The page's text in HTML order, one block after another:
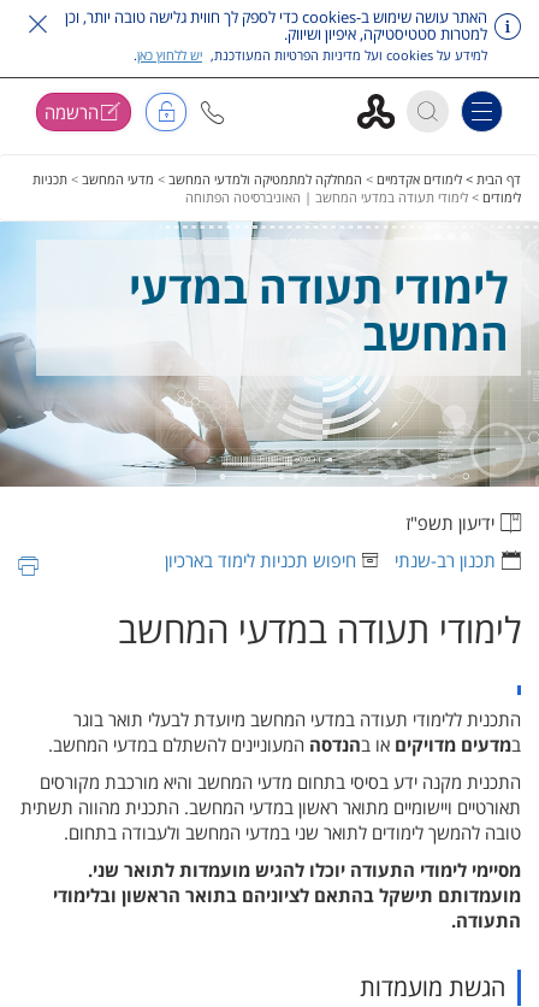
האתר עושה שימוש ב-cookies כדי לספק לך חווית גלישה טובה יותר, וכן
למטרות סטטיסטיקה, איפיון ושיווק.
למידע על cookies ועל מדיניות הפרטיות המעודכנת, יש ללחוץ כאן.
Toggle navigation הרשמה
דף הבית > לימודים אקדמיים > המחלקה למתמטיקה ולמדעי המחשב > מדעי המחשב > תכניות
לימודים > לימודי תעודה במדעי המחשב | האוניברסיטה הפתוחה
לימודי תעודה במדעי
המחשב
ידיעון תשפ"ז
תכנון רב-שנתי
חיפוש תכניות לימוד בארכיון
לימודי תעודה במדעי המחשב
התכנית ללימודי תעודה במדעי המחשב מיועדת לבעלי תואר בוגר
במדעים מדויקים או בהנדסה המעוניינים להשתלם במדעי המחשב.
התכנית מקנה ידע בסיסי בתחום מדעי המחשב והיא מורכבת מקורסים
תאורטיים ויישומיים מתואר ראשון במדעי המחשב. התכנית מהווה תשתית
טובה להמשך לימודים לתואר שני במדעי המחשב ולעבודה בתחום.
מסיימי לימודי התעודה יוכלו להגיש מועמדות לתואר שני.
מועמדותם תישקל בהתאם לציוניהם בתואר הראשון ובלימודי
התעודה.
הגשת מועמדות